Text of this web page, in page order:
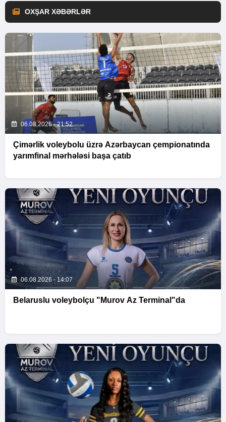
OXŞAR XƏBƏRLƏR
06.08.2026 - 21:52
Çimərlik voleybolu üzrə Azərbaycan çempionatında
yarımfinal mərhələsi başa çatıb
06.08.2026 - 14:07
Belaruslu voleybolçu "Murov Az Terminal"da